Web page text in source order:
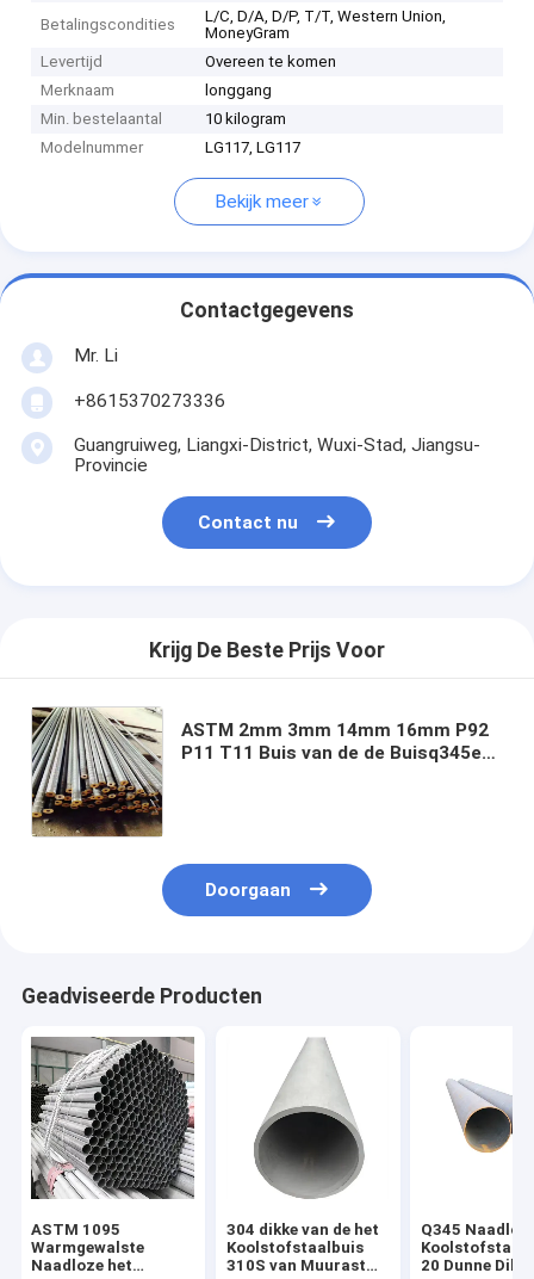
Betalingscondities
L/C, D/A, D/P, T/T, Western Union,
MoneyGram
Levertijd
Overeen te komen
Merknaam
longgang
Min. bestelaantal
10 kilogram
Modelnummer
LG117, LG117
Bekijk meer
Contactgegevens
Mr. Li
+8615370273336
Guangruiweg, Liangxi-District, Wuxi-Stad, Jiangsu-
Provincie
Contact nu
Krijg De Beste Prijs Voor
ASTM 2mm 3mm 14mm 16mm P92
P11 T11 Buis van de de Buisq345e
Doorgaan
Geadviseerde Producten
ASTM 1095
Warmgewalste
Naadloze het
304 dikke van de het
Koolstofstaalbuis
310S van Muurastm
Q345
20 Dunne